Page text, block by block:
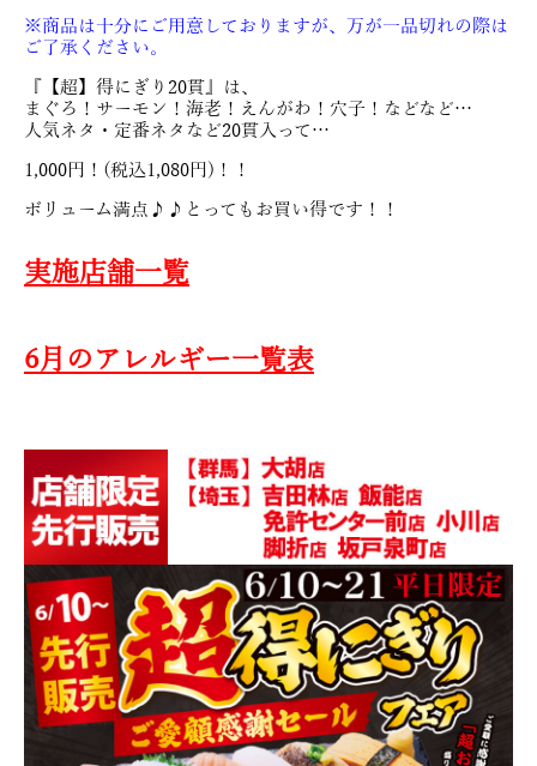
※商品は十分にご用意しておりますが、万が一品切れの際は
ご了承ください。
『【超】得にぎり20貫』は、
まぐろ！サーモン！海老！えんがわ！穴子！などなど…
人気ネタ・定番ネタなど20貫入って…
1,000円！(税込1,080円)！！
ボリューム満点♪♪とってもお買い得です！！
実施店舗一覧
6月のアレルギー一覧表